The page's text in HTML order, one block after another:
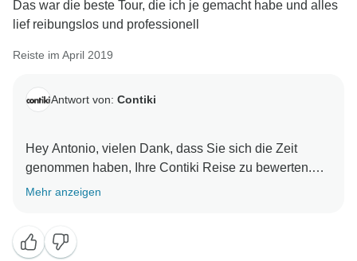
Das war die beste Tour, die ich je gemacht habe und alles
lief reibungslos und professionell
Reiste im April 2019
Antwort von: Contiki
Hey Antonio, vielen Dank, dass Sie sich die Zeit
genommen haben, Ihre Contiki Reise zu bewerten.
Wir freuen uns, dass Sie die beste Zeit auf der Tour
Mehr anzeigen